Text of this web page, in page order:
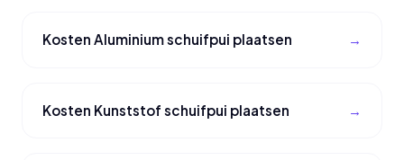
Kosten Aluminium schuifpui plaatsen
Kosten Kunststof schuifpui plaatsen